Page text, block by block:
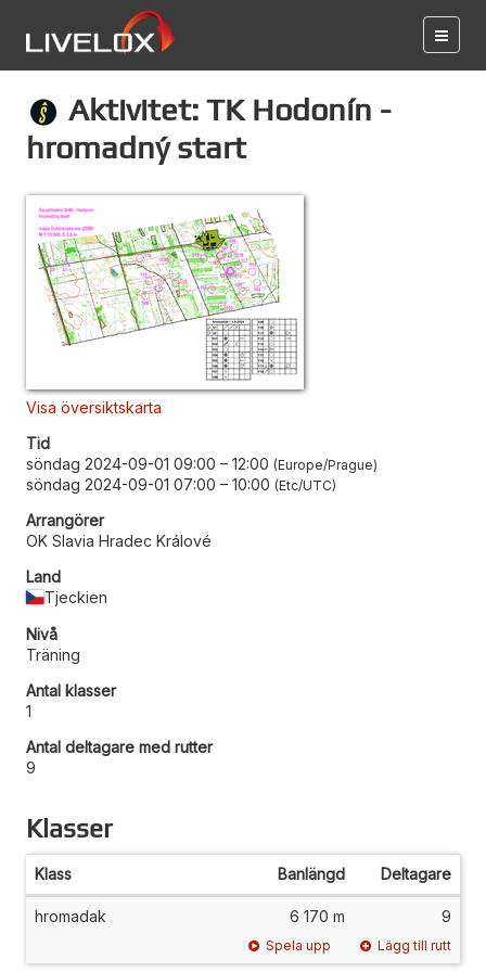
Aktivitet: TK Hodonín -
hromadný start
Visa översiktskarta
Tid
söndag 2024-09-01 09:00 – 12:00 Europe/Prague
söndag 2024-09-01 07:00 – 10:00 Etc/UTC
Arrangörer
OK Slavia Hradec Králové
Land
Tjeckien
Nivå
Träning
Antal klasser
1
Antal deltagare med rutter
9
Klasser
Klass Banlängd Deltagare
hromadak 6 170 m 9
Spela upp Lägg till rutt